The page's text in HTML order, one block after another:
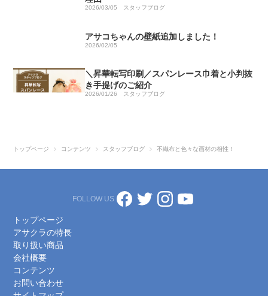
2026/03/05 スタッフブログ
アサコちゃんの壁紙追加しました！
2026/02/05
＼昇華転写印刷／スパンレース巾着と小判抜
き手提げのご紹介
2026/01/26 スタッフブログ
トップページ コンテンツ スタッフブログ 不織布と色々な画材の相性！
FOLLOW US
トップページ
アサクラの特長
取り扱い商品
会社概要
コンテンツ
お問い合わせ